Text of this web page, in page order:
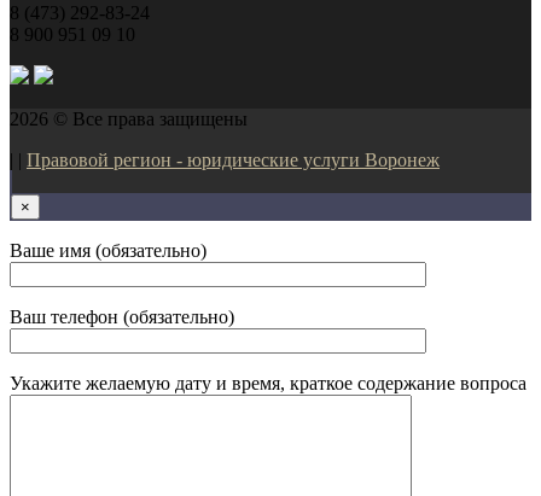
8 (473) 292-83-24
8 900 951 09 10
2026 © Все права защищены
| | Правовой регион - юридические услуги Воронеж
×
Ваше имя (обязательно)
Ваш телефон (обязательно)
Укажите желаемую дату и время, краткое содержание вопроса